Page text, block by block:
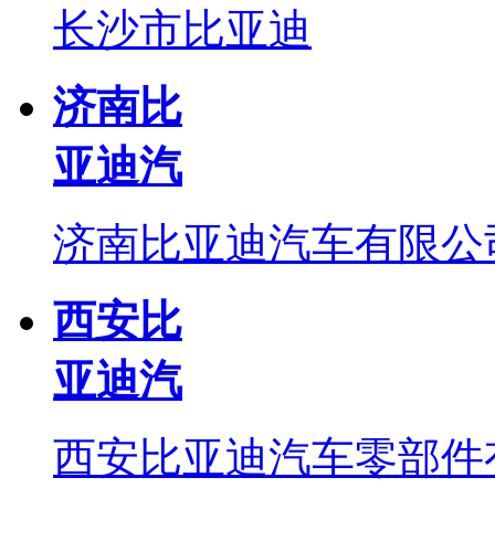
长沙市比亚迪
济南比
亚迪汽
济南比亚迪汽车有限公
西安比
亚迪汽
西安比亚迪汽车零部